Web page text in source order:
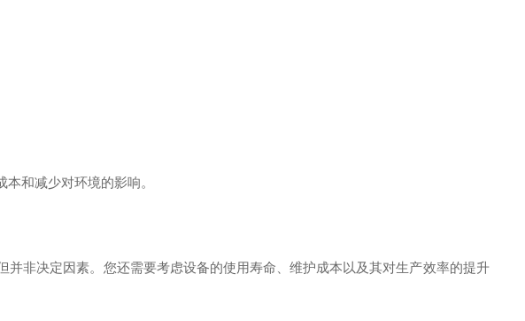
和减少对环境的影响。
非决定因素。您还需要考虑设备的使用寿命、维护成本以及其对生产效率的提升